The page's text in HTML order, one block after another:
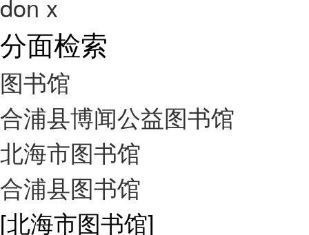
don x
分面检索
图书馆
合浦县博闻公益图书馆
北海市图书馆
合浦县图书馆
[北海市图书馆]